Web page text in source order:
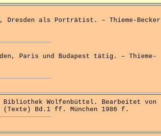
als Porträtist. – Thieme-Becker
Paris und Budapest tätig. – Thieme-
Bibliothek Wolfenbüttel. Bearbeitet von
Bd.1 ff. München 1986 f.